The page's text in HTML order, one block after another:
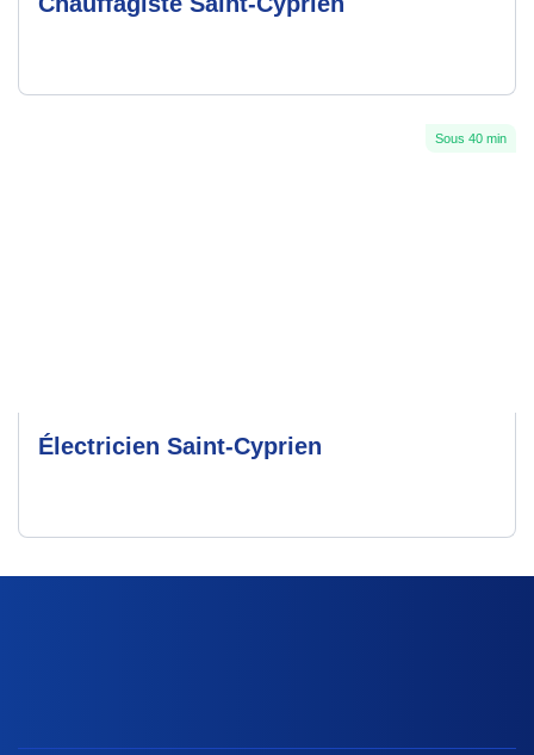
Sous 40 min
Électricien Saint-Cyprien